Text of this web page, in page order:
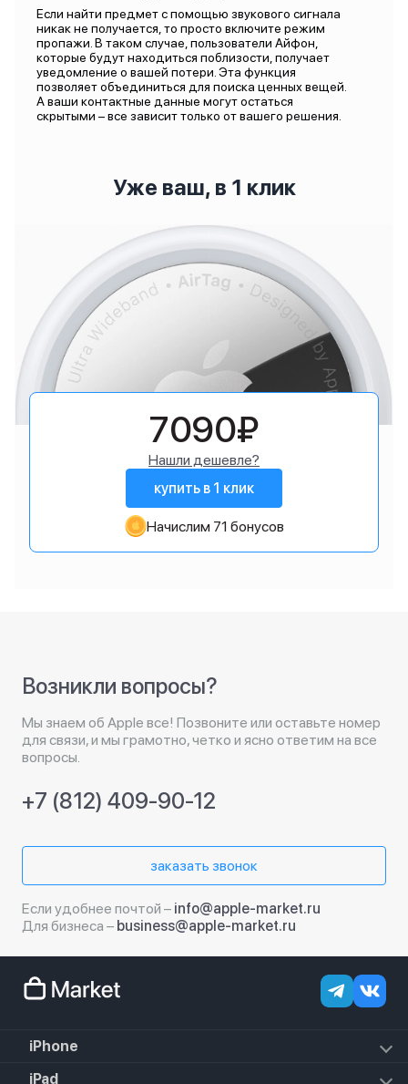
Если найти предмет с помощью звукового сигнала
никак не получается, то просто включите режим
пропажи. В таком случае, пользователи Айфон,
которые будут находиться поблизости, получает
уведомление о вашей потери. Эта функция
позволяет объединиться для поиска ценных вещей.
А ваши контактные данные могут остаться
скрытыми – все зависит только от вашего решения.
Уже ваш, в 1 клик
7090₽
Нашли дешевле?
купить в 1 клик
Начислим 71 бонусов
Возникли вопросы?
Мы знаем об Apple все! Позвоните или оставьте номер
для связи, и мы грамотно, четко и ясно ответим на все
вопросы.
+7 (812) 409-90-12
заказать звонок
Если удобнее почтой – info@apple-market.ru
Для бизнеса – business@apple-market.ru
iPhone
iPhone 17e
iPad